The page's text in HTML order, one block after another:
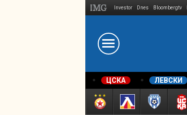
Investor Dnes Bloombergtv
ЦСКА ЛЕВСКИ